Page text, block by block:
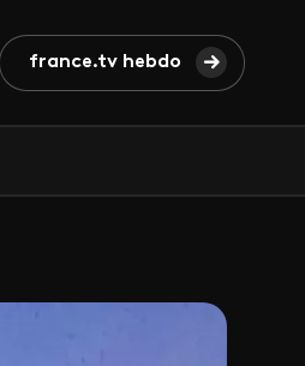
france.tv hebdo